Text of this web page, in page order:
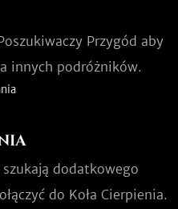
Przygód aby
innych podróżników.
dodatkowego
do Koła Cierpienia.